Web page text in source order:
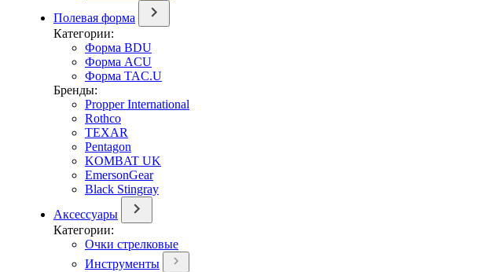
Полевая форма
Категории:
Форма BDU
Форма ACU
Форма TAC.U
Бренды:
Propper International
Rothco
TEXAR
Pentagon
KOMBAT UK
EmersonGear
Black Stingray
Аксессуары
Категории:
Очки стрелковые
Инструменты